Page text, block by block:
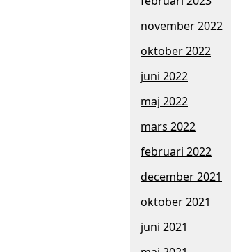
november 2022
oktober 2022
juni 2022
maj 2022
mars 2022
februari 2022
december 2021
oktober 2021
juni 2021